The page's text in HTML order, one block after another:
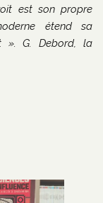
est son propre
étend sa
». G. Debord, la